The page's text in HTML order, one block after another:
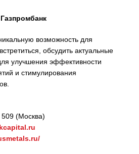
Газпромбанк
возможность для
обсудить актуальные
улучшения эффективности
и стимулирования
(Москва)